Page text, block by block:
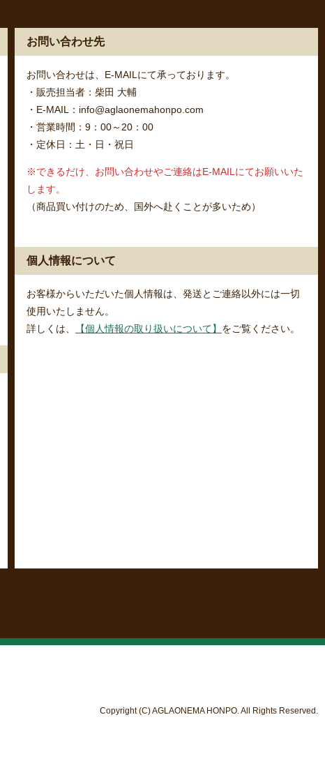
お問い合わせ先
お問い合わせは、E-MAILにて承っております。
・販売担当者：柴田 大輔
・E-MAIL：info@aglaonemahonpo.com
・営業時間：9：00～20：00
・定休日：土・日・祝日
※できるだけ、お問い合わせやご連絡はE-MAILにてお願いいた
します。
（商品買い付けのため、国外へ赴くことが多いため）
個人情報について
お客様からいただいた個人情報は、発送とご連絡以外には一切
使用いたしません。
詳しくは、
【個人情報の取り扱いについて】 をご覧ください。
Copyright (C) AGLAONEMA HONPO. All Rights Reserved.